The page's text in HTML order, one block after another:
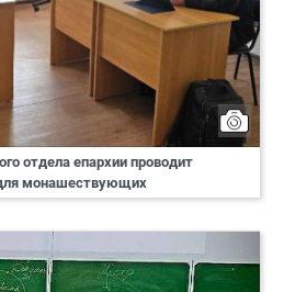
отдела епархии проводит
монашествующих